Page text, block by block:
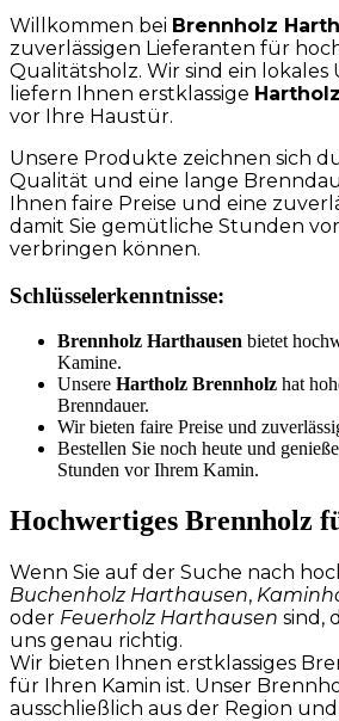
Willkommen bei Brennholz
zuverlässigen Lieferanten für
Qualitätsholz. Wir sind ein
liefern Ihnen erstklassige
vor Ihre Haustür.
Unsere Produkte zeichnen sich
Qualität und eine lange
Ihnen faire Preise und eine
damit Sie gemütliche Stunden
verbringen können.
Schlüsselerkenntnisse:
Brennholz Harthausen bietet
Kamine.
Unsere Hartholz Brennholz hat
Brenndauer.
Wir bieten faire Preise und
Bestellen Sie noch heute und
Stunden vor Ihrem Kamin.
Hochwertiges Brennholz
Wenn Sie auf der Suche nach
Buchenholz Harthausen,
oder Feuerholz Harthausen sind,
uns genau richtig.
Wir bieten Ihnen erstklassiges
für Ihren Kamin ist. Unser
ausschließlich aus der Region